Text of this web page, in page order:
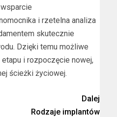
i rzetelna analiza
skutecznie
Dzięki temu możliwe
i rozpoczęcie nowej,
ścieżki życiowej.
Dalej
Rodzaje implantów